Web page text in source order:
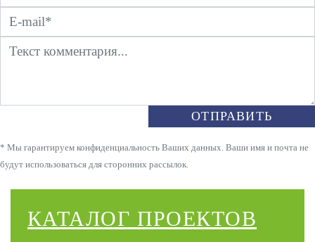
ОТПРАВИТЬ
* Мы гарантируем конфиденциальность Ваших данных. Ваши имя и почта не
будут использоваться для сторонних рассылок.
КАТАЛОГ ПРОЕКТОВ